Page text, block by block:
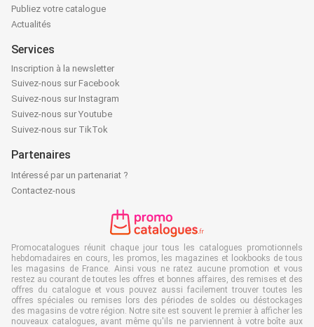
Publiez votre catalogue
Actualités
Services
Inscription à la newsletter
Suivez-nous sur Facebook
Suivez-nous sur Instagram
Suivez-nous sur Youtube
Suivez-nous sur TikTok
Partenaires
Intéressé par un partenariat ?
Contactez-nous
Promocatalogues réunit chaque jour tous les catalogues promotionnels
hebdomadaires en cours, les promos, les magazines et lookbooks de tous
les magasins de France. Ainsi vous ne ratez aucune promotion et vous
restez au courant de toutes les offres et bonnes affaires, des remises et des
offres du catalogue et vous pouvez aussi facilement trouver toutes les
offres spéciales ou remises lors des périodes de soldes ou déstockages
des magasins de votre région. Notre site est souvent le premier à afficher les
nouveaux catalogues, avant même qu'ils ne parviennent à votre boîte aux